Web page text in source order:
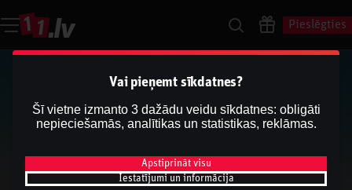
Pieslēgties
Vai pieņemt sīkdatnes?
Šī vietne izmanto 3 dažādu veidu sīkdatnes: obligāti
nepieciešamās, analītikas un statistikas, reklāmas.
Apstiprināt visu
Iestatījumi un informācija